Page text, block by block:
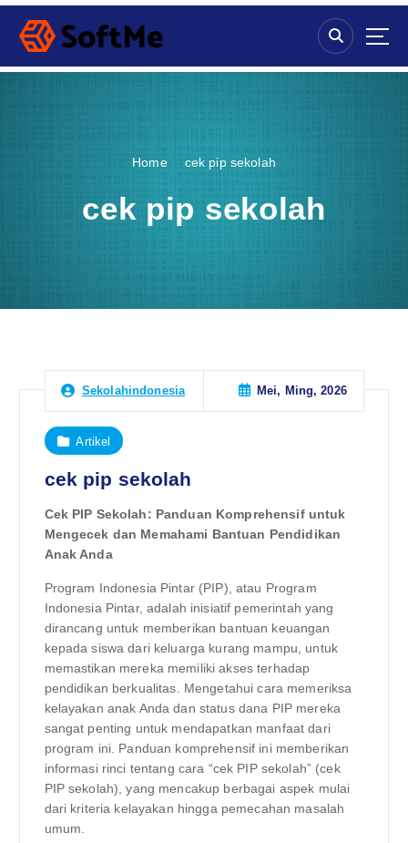
S
p
Home cek pip sekolah
cek pip sekolah
Sekolahindonesia Mei, Ming, 2026
Artikel
cek pip sekolah
Cek PIP Sekolah: Panduan Komprehensif untuk
Mengecek dan Memahami Bantuan Pendidikan
Anak Anda
Program Indonesia Pintar (PIP), atau Program
Indonesia Pintar, adalah inisiatif pemerintah yang
dirancang untuk memberikan bantuan keuangan
kepada siswa dari keluarga kurang mampu, untuk
memastikan mereka memiliki akses terhadap
pendidikan berkualitas. Mengetahui cara memeriksa
kelayakan anak Anda dan status dana PIP mereka
sangat penting untuk mendapatkan manfaat dari
program ini. Panduan komprehensif ini memberikan
informasi rinci tentang cara “cek PIP sekolah” (cek
PIP sekolah), yang mencakup berbagai aspek mulai
dari kriteria kelayakan hingga pemecahan masalah
umum.